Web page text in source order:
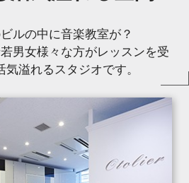
ルの中に音楽教室が？
男女様々な方がレッスンを受
溢れるスタジオです。